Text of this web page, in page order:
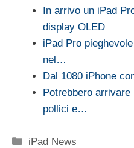
In arrivo un iPad
display OLED
iPad Pro
nel…
Dal 1080 iPhone
Potrebbero
pollici e…
Categorie
iPad News